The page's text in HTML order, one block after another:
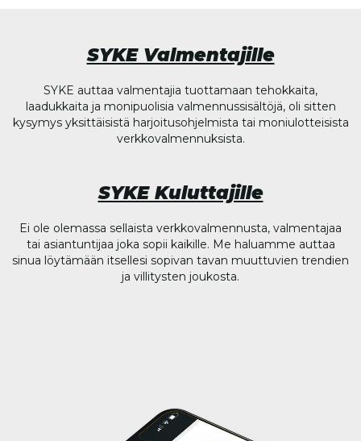
SYKE Valmentajille
SYKE auttaa valmentajia tuottamaan tehokkaita,
laadukkaita ja monipuolisia valmennussisältöjä, oli sitten
kysymys yksittäisistä harjoitusohjelmista tai moniulotteisista
verkkovalmennuksista.
SYKE Kuluttajille
Ei ole olemassa sellaista verkkovalmennusta, valmentajaa
tai asiantuntijaa joka sopii kaikille. Me haluamme auttaa
sinua löytämään itsellesi sopivan tavan muuttuvien trendien
ja villitysten joukosta.